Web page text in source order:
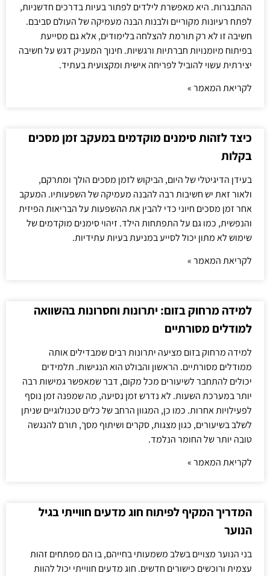
ההתבגרות. היא מאפשרת לילדים לפתור בעיות בדרכים חדשניות,
לפתח רעיונות מקוריים ולבנות הבנה מעמיקה של העולם סביבם.
חשיבה זו לא רק תורמת להצלחה בלימודים, אלא גם מסייעת
בפיתוח מיומנויות חברתיות ורגשיות. חינוך המעניק דגש על חשיבה
יצירתית עשוי להוביל לפריחה אישית ומקצועית בעתיד.
לקריאת המאמר »
כיצד לזהות סימנים מוקדמים במעקב זמן מסכים
בקלות
בעידן הדיגיטלי של היום, הביקוש לזמן מסכים הולך ומתרקם,
ולאור זאת יש חשיבות רבה להבנה מעמיקה של השפעותיו. המעקב
אחר זמן מסכים חיוני כדי להבין את ההשפעות על הבריאות הפיזית
והנפשית, כמו גם על התפתחות הילד. זיהוי סימנים מוקדמים של
שימוש לא מתון יכול לסייע במניעת בעיות עתידיות.
לקריאת המאמר »
למידה מרחוק בזום: יתרונות וחסרונות בהשוואה
למודלים מסורתיים
למידה מרחוק בזום מציעה יתרונות רבים שמבדילים אותה
ממודלים מסורתיים. הראשון והבולט הוא הנגישות. תלמידים
יכולים להתחבר לשיעורים מכל מקום, דבר שמאפשר גמישות רבה
יותר במערכת השעות. לא נדרש זמן נסיעה, מה שמפנה זמן נוסף
לפעילויות אחרות. כמו כן, המגוון הרחב של כלים טכנולוגיים שניתן
לשלב בשיעורים, כגון מצגות, סקרים ושיתוף מסך, תורם להנגשה
טובה יותר של החומר הנלמד.
לקריאת המאמר »
המדריך המקיף לפיתוח חוג מדעים חווייתי בגיל
הנוער
בני הנוער מצויים בשלב משמעותי בחייהם, בו הם מפתחים זהות
עצמית ורוכשים כישורים חדשים. חוג מדעים חווייתי יכול להוות